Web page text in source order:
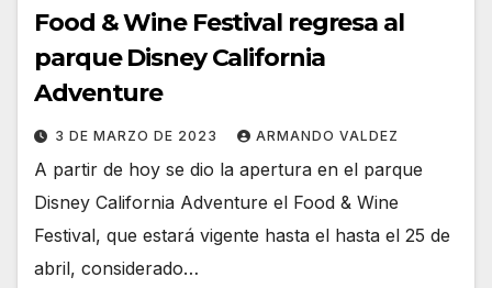
Food & Wine Festival regresa al
parque Disney California
Adventure
3 DE MARZO DE 2023 ARMANDO VALDEZ
A partir de hoy se dio la apertura en el parque
Disney California Adventure el Food & Wine
Festival, que estará vigente hasta el hasta el 25 de
abril, considerado…